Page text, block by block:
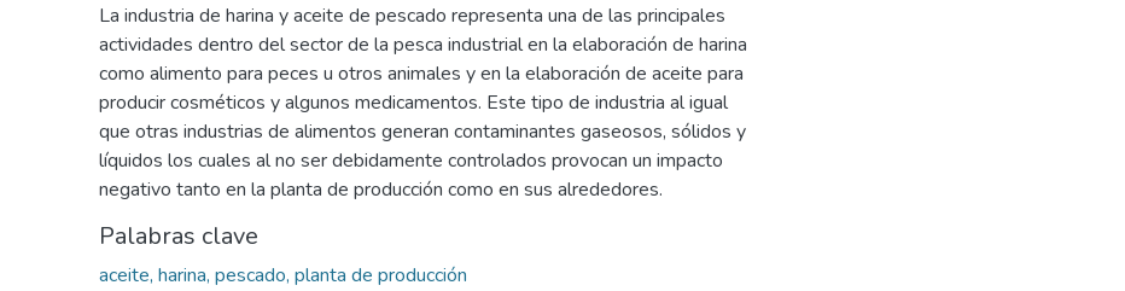
La industria de harina y aceite de pescado representa una de las principales
actividades dentro del sector de la pesca industrial en la elaboración de harina
como alimento para peces u otros animales y en la elaboración de aceite para
producir cosméticos y algunos medicamentos. Este tipo de industria al igual
que otras industrias de alimentos generan contaminantes gaseosos, sólidos y
líquidos los cuales al no ser debidamente controlados provocan un impacto
negativo tanto en la planta de producción como en sus alrededores.
Palabras clave
aceite, harina, pescado, planta de producción